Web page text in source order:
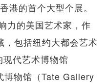
港的首个大型个展。
力的美国艺术家，作
，包括纽约大都会艺术
代艺术博物馆
博物馆（Tate Gallery